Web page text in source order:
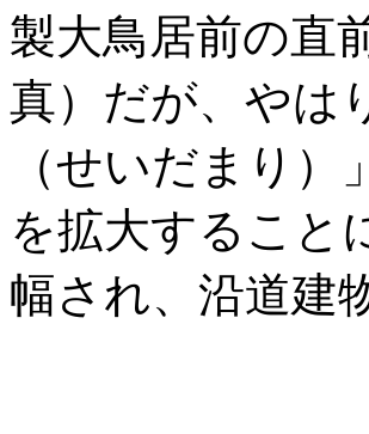
製大鳥居前の直
真）だが、やは
（せいだまり
を拡大すること
幅され、沿道建